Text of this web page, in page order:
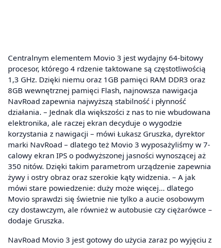
Centralnym elementem Movio 3 jest wydajny 64-bitowy
procesor, którego 4 rdzenie taktowane są częstotliwością
1,3 GHz. Dzięki niemu oraz 1GB pamięci RAM DDR3 oraz
8GB wewnętrznej pamięci Flash, najnowsza nawigacja
NavRoad zapewnia najwyższą stabilność i płynność
działania. – Jednak dla większości z nas to nie wbudowana
elektronika, ale raczej ekran decyduje o wygodzie
korzystania z nawigacji – mówi Łukasz Gruszka, dyrektor
marki NavRoad – dlatego też Movio 3 wyposażyliśmy w 7-
calowy ekran IPS o podwyższonej jasności wynoszącej aż
350 nitów. Dzięki takim parametrom urządzenie zapewnia
żywy i ostry obraz oraz szerokie kąty widzenia. – A jak
mówi stare powiedzenie: duży może więcej… dlatego
Movio sprawdzi się świetnie nie tylko a aucie osobowym
czy dostawczym, ale również w autobusie czy ciężarówce –
dodaje Gruszka.
NavRoad Movio 3 jest gotowy do użycia zaraz po wyjęciu z